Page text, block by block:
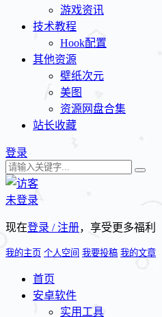
游戏资讯
技术教程
Hook配置
其他资源
壁纸次元
美图
资源网盘合集
站长收藏
登录
未登录
现在登录 / 注册，享受更多福利
我的主页 个人空间 我要投稿 我的文章
首页
安卓软件
实用工具